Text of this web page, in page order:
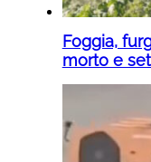
Foggia,
morto e